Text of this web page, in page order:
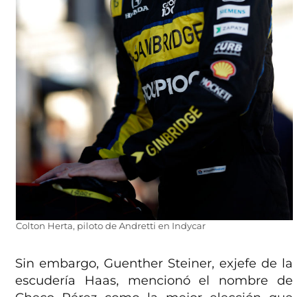
Colton Herta, piloto de Andretti en Indycar
Sin embargo, Guenther Steiner, exjefe de la
escudería Haas, mencionó el nombre de